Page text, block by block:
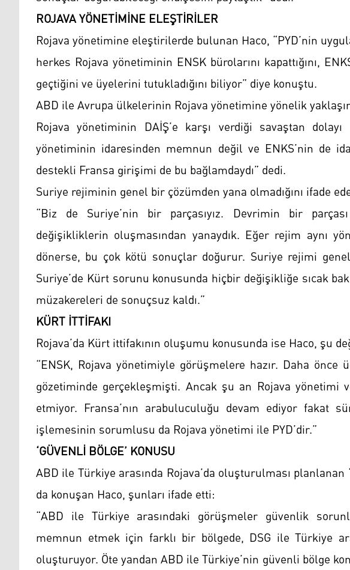
ROJAVA YÖNETİMİNE ELEŞTİRİLER
Rojava yönetimine eleştirilerde bulunan Haco, “PYD’nin
herkes Rojava yönetiminin ENSK bürolarını kapattığını,
geçtiğini ve üyelerini tutukladığını biliyor” diye konuştu.
ABD ile Avrupa ülkelerinin Rojava yönetimine yönelik
Rojava yönetiminin DAİŞ’e karşı verdiği savaştan
yönetiminin idaresinden memnun değil ve ENKS’nin de
destekli Fransa girişimi de bu bağlamdaydı” dedi.
Suriye rejiminin genel bir çözümden yana olmadığını ifade
“Biz de Suriye’nin bir parçasıyız. Devrimin bir
değişikliklerin oluşmasından yanaydık. Eğer rejim aynı
dönerse, bu çok kötü sonuçlar doğurur. Suriye rejimi
Suriye’de Kürt sorunu konusunda hiçbir değişikliğe sıcak
müzakereleri de sonuçsuz kaldı.”
KÜRT İTTİFAKI
Rojava’da Kürt ittifakının oluşumu konusunda ise Haco, şu
“ENSK, Rojava yönetimiyle görüşmelere hazır. Daha önce
gözetiminde gerçekleşmişti. Ancak şu an Rojava yönetimi
etmiyor. Fransa’nın arabuluculuğu devam ediyor fakat
işlemesinin sorumlusu da Rojava yönetimi ile PYD’dir.”
‘GÜVENLİ BÖLGE’ KONUSU
ABD ile Türkiye arasında Rojava’da oluşturulması planlanan
da konuşan Haco, şunları ifade etti:
“ABD ile Türkiye arasındaki görüşmeler güvenlik
memnun etmek için farklı bir bölgede, DSG ile Türkiye
oluşturuyor. Öte yandan ABD ile Türkiye’nin güvenli bölge